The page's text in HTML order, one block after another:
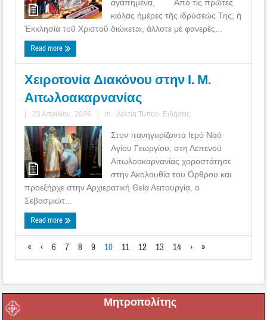
ἀγαπημένα, Ἀπὸ τὶς πρῶτες
κιόλας ἡμέρες τῆς ἱδρύσεώς Της, ἡ
Ἐκκλησία τοῦ Χριστοῦ διώκεται, ἄλλοτε μὲ φανερὲς...
Read more
Χειροτονία Διακόνου στην Ι. Μ.
Αιτωλοακαρνανίας
| 23 Απριλίου, 2026 | in : Δελτία Τύπου Ειδήσεις
Στον πανηγυρίζοντα Ιερό Ναό
Αγίου Γεωργίου, στη Λεπενού
Αιτωλοακαρνανίας χοροστάτησε
στην Ακολουθία του Όρθρου και
προεξήρχε στην Αρχιερατική Θεία Λειτουργία, ο
Σεβασμιώτ...
Read more
« ‹ 6 7 8 9 10 11 12 13 14 › »
Μητροπολίτης